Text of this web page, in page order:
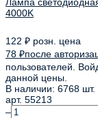
Лампа
4000K
122 ₽ розн. цена
78 ₽после
пользователей.
данной цены.
В наличии: 6768 шт.
арт. 55213
–